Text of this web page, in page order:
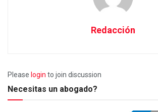
Redacción
Please login to join discussion
Necesitas un abogado?